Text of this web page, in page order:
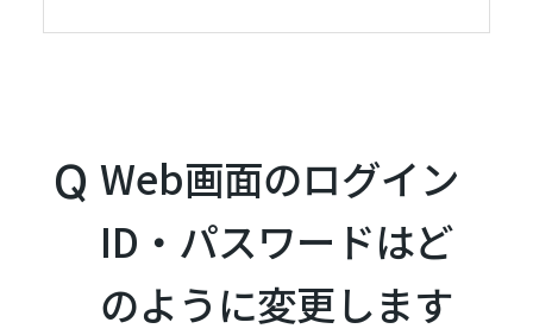
Web画面のログイン
ID・パスワードはど
のように変更します